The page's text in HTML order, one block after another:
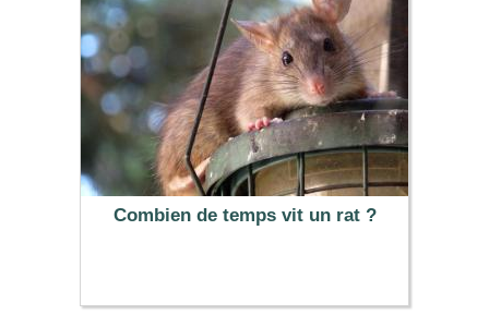
Combien de temps vit un rat ?